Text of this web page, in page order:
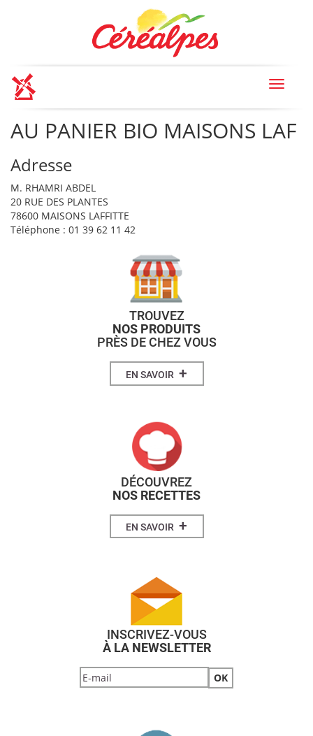
Toggle
AU PANIER BIO MAISONS LAF
Adresse
M. RHAMRI ABDEL
20 RUE DES PLANTES
78600 MAISONS LAFFITTE
Téléphone : 01 39 62 11 42
TROUVEZ
NOS PRODUITS
PRÈS DE CHEZ VOUS
EN SAVOIR +
DÉCOUVREZ
NOS RECETTES
EN SAVOIR +
INSCRIVEZ-VOUS
À LA NEWSLETTER